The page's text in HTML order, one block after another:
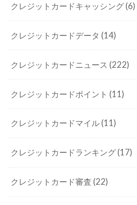
クレジットカードキャッシング (6)
クレジットカードデータ (14)
クレジットカードニュース (222)
クレジットカードポイント (11)
クレジットカードマイル (11)
クレジットカードランキング (17)
クレジットカード審査 (22)